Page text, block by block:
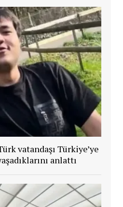
vatandaşı Türkiye’ye
anlattı